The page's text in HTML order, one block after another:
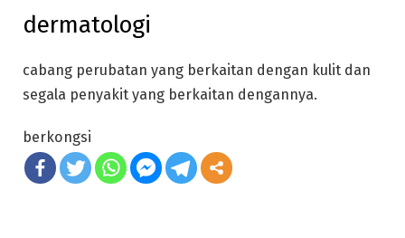
dermatologi
cabang perubatan yang berkaitan dengan kulit dan
segala penyakit yang berkaitan dengannya.
berkongsi